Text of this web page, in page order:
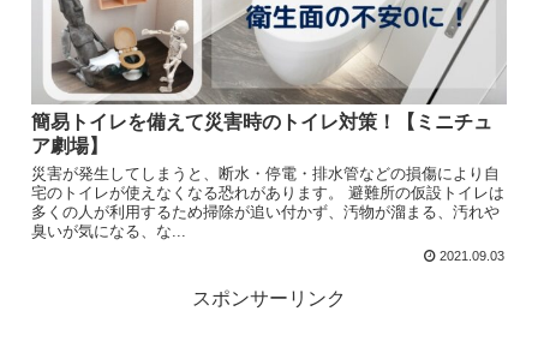
簡易トイレを備えて災害時のトイレ対策！【ミニチュ
ア劇場】
災害が発生してしまうと、断水・停電・排水管などの損傷により自
宅のトイレが使えなくなる恐れがあります。 避難所の仮設トイレは
多くの人が利用するため掃除が追い付かず、汚物が溜まる、汚れや
臭いが気になる、な...
2021.09.03
スポンサーリンク